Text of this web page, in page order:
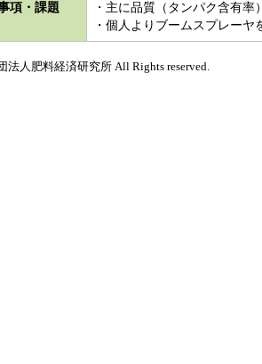
項・課題
・主に品質（タンパク含有
・個人よりブームスプレー
法人肥料経済研究所 All Rights reserved.